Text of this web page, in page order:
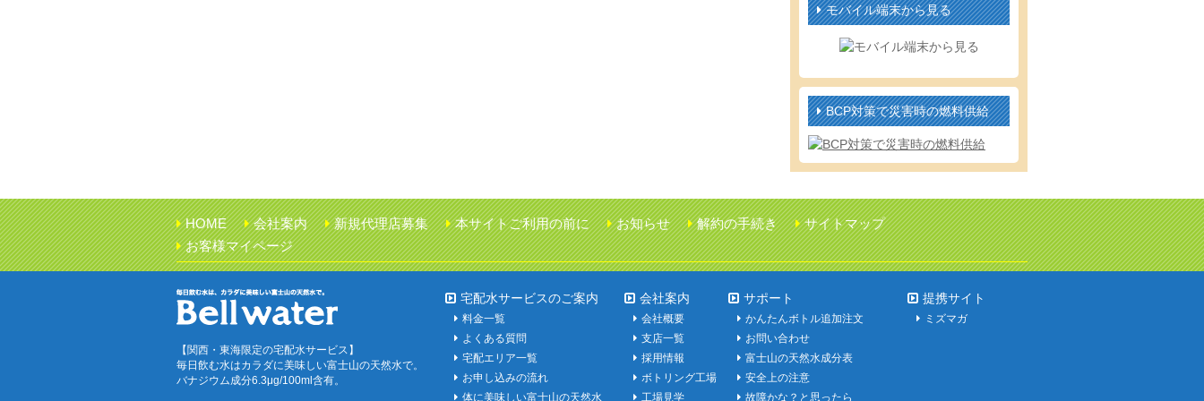
モバイル端末から見る
BCP対策で災害時の燃料供給
HOME 会社案内 新規代理店募集 本サイトご利用の前に お知らせ 解約の手続き
サイトマップ
お客様マイページ
【関西・東海限定の宅配水サービス】
毎日飲む水はカラダに美味しい富士山の天然水で。
バナジウム成分6.3μg/100ml含有。
宅配水サービスのご案内
料金一覧
よくある質問
宅配エリア一覧
お申し込みの流れ
体に美味しい富士山の天然水
会社案内
会社概要
支店一覧
採用情報
ボトリング工場
工場見学
サポート
かんたんボトル追加注文
お問い合わせ
富士山の天然水成分表
安全上の注意
故障かな？と思ったら
提携サイト
ミズマガ